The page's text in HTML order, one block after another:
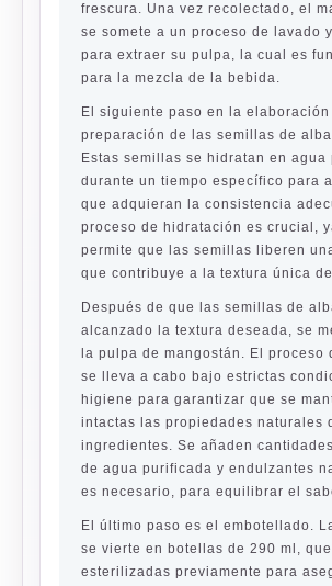
frescura. Una vez recolectado, el
se somete a un proceso de lavado
para extraer su pulpa, la cual es
para la mezcla de la bebida.
El siguiente paso en la
preparación de las semillas de
Estas semillas se hidratan en agua
durante un tiempo específico para
que adquieran la consistencia
proceso de hidratación es crucial,
permite que las semillas liberen
que contribuye a la textura única
Después de que las semillas de
alcanzado la textura deseada, se
la pulpa de mangostán. El proceso
se lleva a cabo bajo estrictas
higiene para garantizar que se
intactas las propiedades naturales
ingredientes. Se añaden
de agua purificada y endulzantes
es necesario, para equilibrar el
El último paso es el embotellado.
se vierte en botellas de 290 ml,
esterilizadas previamente para